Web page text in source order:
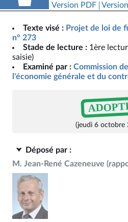
Version PDF
Texte visé : Projet de loi de
n° 273
Stade de lecture : 1ère
saisie)
Examiné par : Commission
l'économie générale et du
(jeudi 6 octobre
Déposé par :
M. Jean-René Cazeneuve